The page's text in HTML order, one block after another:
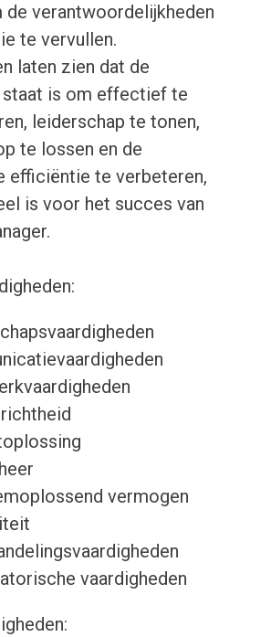
de verantwoordelijkheden
te vervullen.
laten zien dat de
staat is om effectief te
leiderschap te tonen,
te lossen en de
efficiëntie te verbeteren,
is voor het succes van
vermogen
vaardigheden